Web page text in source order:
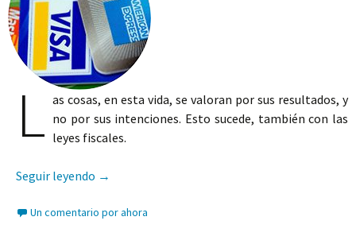
L as cosas, en esta vida, se valoran por sus resultados, y
no por sus intenciones. Esto sucede, también con las
leyes fiscales.
Seguir leyendo La primera evaluación de la Ley anti-fraude y el
→
Un comentario por ahora